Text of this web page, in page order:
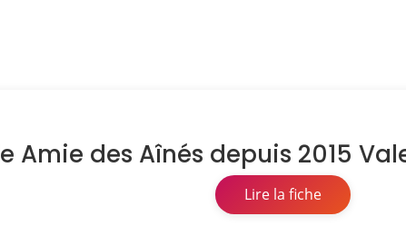
Amie des Aînés depuis 2015
Lire la fiche